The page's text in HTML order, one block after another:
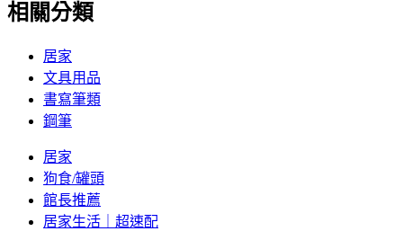
相關分類
居家
文具用品
書寫筆類
鋼筆
居家
狗食/罐頭
館長推薦
居家生活｜超速配